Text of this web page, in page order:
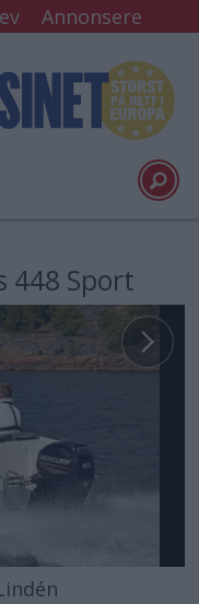
Annonsere
448 Sport